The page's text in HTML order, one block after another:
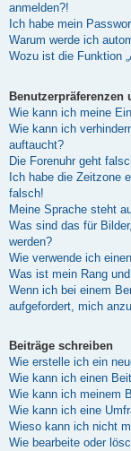
anmelden?!
Ich habe mein
Warum werde ich
Wozu ist die Funktion
Benutzerpräferenzen
Wie kann ich meine
Wie kann ich
auftaucht?
Die Forenuhr geht
Ich habe die Zeitzone
falsch!
Meine Sprache steht
Was sind das für
werden?
Wie verwende ich
Was ist mein Rang
Wenn ich bei einem
aufgefordert, mich
Beiträge schreiben
Wie erstelle ich ein
Wie kann ich einen
Wie kann ich meinem
Wie kann ich eine
Wieso kann ich nicht
Wie bearbeite oder